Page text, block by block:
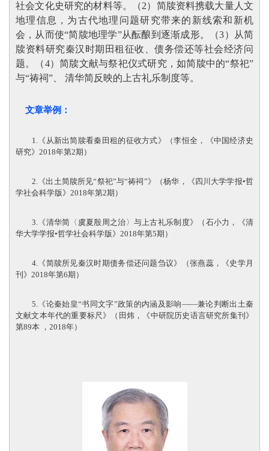
社会文化史研究的材料等。（2）简牍资料携载大量人文
地理信息，为古代地理问题研究带来的新线索和新机
会，从而使“简牍地理学”从酝酿到逐渐成形。（3）从简
牍资料研究秦汉时期田租征收、债务偿还等社会经济问
题。（4）简牍文献与祭祀仪式研究，如简牍中的“祭祀”
与“祷祠”、 清华简反映的上古礼乐制度等。
文章举例：
1.《从新出简牍看秦田租的征收方式》（李恒全，《中国经济史
研究》2018年第2期）
2.《出土简牍所见“祭祀”与“祷祠”》（杨华，《四川大学学报•哲
学社会科学版》2018年第2期）
3.《清华简〈虞夏殷周之治〉与上古礼乐制度》（石小力，《清
华大学学报•哲学社会科学版》2018年第5期）
4.《简牍所见秦汉时期债务偿还问题刍议》（张燕蕊，《史学月
刊》2018年第6期）
5.《论秦始皇“书同文字”政策的内涵及影响——兼论判断出土秦
文献文本年代的重要标尺》（田炜，《中研院历史语言研究所集刊》
第89本 ，2018年）